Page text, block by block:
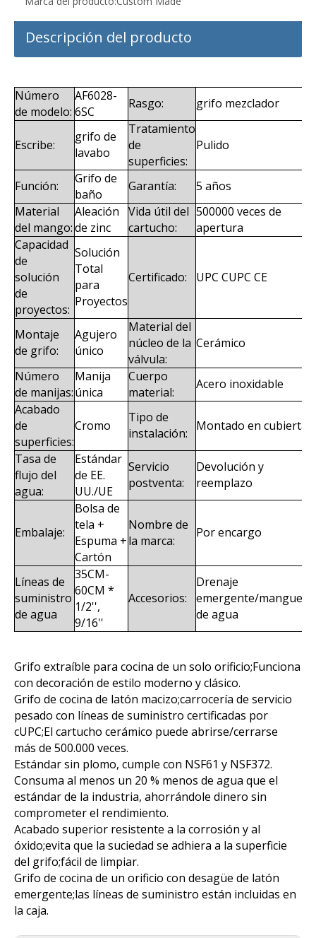
Descripción del producto
Número
de modelo:
AF6028-
6SC
Rasgo: grifo mezclador
Escribe:
grifo de
lavabo
Tratamiento
de
superficies:
Pulido
Función:
Grifo de
baño
Garantía:
5 años
Material
del mango:
Aleación
de zinc
Vida útil del
cartucho:
500000 veces de
apertura
Capacidad
de
solución
de
proyectos:
Solución
Total
para
Proyectos
Certificado: UPC CUPC CE
Montaje
de grifo:
Agujero
único
Material del
núcleo de la
válvula:
Cerámico
Número
de manijas:
Manija
única
Cuerpo
material:
Acero inoxidable
Acabado
de
superficies:
Cromo
Tipo de
instalación:
Montado en cubierta
Tasa de
flujo del
agua:
Estándar
de EE.
UU./UE
Servicio
postventa:
Devolución y
reemplazo
Embalaje:
Bolsa de
tela +
Espuma +
Cartón
Nombre de
la marca:
Por encargo
Líneas de
suministro
de agua
35CM-
60CM *
1/2'',
9/16''
Accesorios:
Drenaje
emergente/manguera
de agua
Grifo extraíble para cocina de un solo orificio;Funciona
con decoración de estilo moderno y clásico.
Grifo de cocina de latón macizo;carrocería de servicio
pesado con líneas de suministro certificadas por
cUPC;El cartucho cerámico puede abrirse/cerrarse
más de 500.000 veces.
Estándar sin plomo, cumple con NSF61 y NSF372.
Consuma al menos un 20 % menos de agua que el
estándar de la industria, ahorrándole dinero sin
comprometer el rendimiento.
Acabado superior resistente a la corrosión y al
óxido;evita que la suciedad se adhiera a la superficie
del grifo;fácil de limpiar.
Grifo de cocina de un orificio con desagüe de latón
emergente;las líneas de suministro están incluidas en
la caja.